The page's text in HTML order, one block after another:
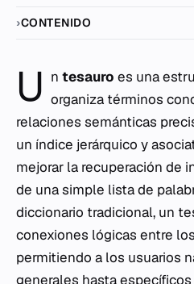
CONTENIDO
U n tesauro es una
organiza términos
relaciones semánticas
un índice jerárquico y
mejorar la recuperación de
de una simple lista de
diccionario tradicional, un
conexiones lógicas entre
permitiendo a los usuarios
generales hasta